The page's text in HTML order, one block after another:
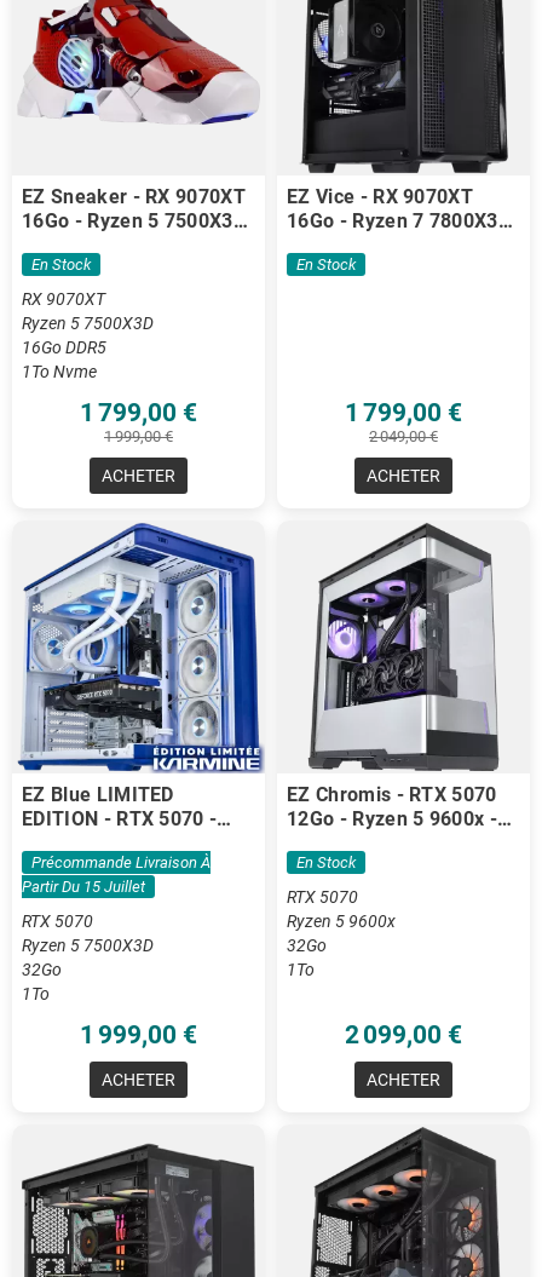
EZ Sneaker - RX 9070XT
16Go - Ryzen 5 7500X3D
En Stock
RX 9070XT
Ryzen 5 7500X3D
16Go DDR5
1To Nvme
1 799,00 €
1 999,00 €
ACHETER
EZ Vice - RX 9070XT
16Go - Ryzen 7 7800X3D
En Stock
1 799,00 €
2 049,00 €
ACHETER
EZ Blue LIMITED
EDITION - RTX 5070 -
DDR5
Précommande Livraison À
Partir Du 15 Juillet
RTX 5070
Ryzen 5 7500X3D
32Go
1To
1 999,00 €
ACHETER
EZ Chromis - RTX 5070
12Go - Ryzen 5 9600x -
En Stock
RTX 5070
Ryzen 5 9600x
32Go
1To
2 099,00 €
ACHETER